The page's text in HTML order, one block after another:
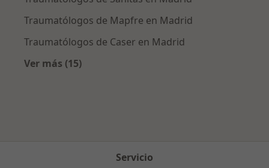
Traumatólogos de Mapfre en Madrid
Traumatólogos de Caser en Madrid
Ver más (15)
Servicio